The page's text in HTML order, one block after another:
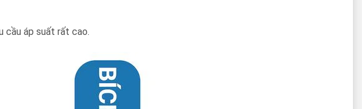
cầu áp suất rất cao.